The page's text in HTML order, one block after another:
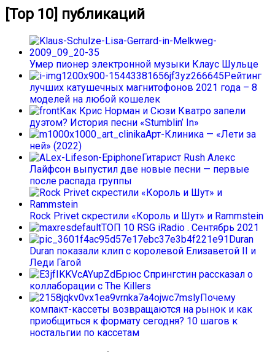
[Top 10] публикаций
Умер пионер электронной музыки Клаус Шульце
Рейтинг
лучших катушечных магнитофонов 2021 года – 8
моделей на любой кошелек
Как Крис Норман и Сюзи Кватро запели
дуэтом? История песни «Stumblin’ In»
Арт-Клиника — «Лети за
ней» (2022)
Гитарист Rush Алекс
Лайфсон выпустил две новые песни — первые
после распада группы
Rock Privet скрестили «Король и Шут» и Rammstein
ТОП 10 RSG iRadio . Сентябрь 2021
Duran
Duran показали клип с королевой Елизаветой II и
Леди Гагой
Брюс Спрингстин рассказал о
коллаборации с The Killers
Почему
компакт-кассеты возвращаются на рынок и как
приобщиться к формату сегодня? 10 шагов к
ностальгии по кассетам